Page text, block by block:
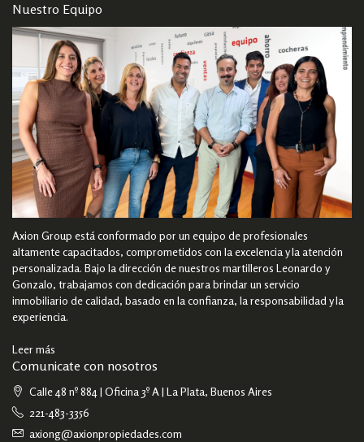
Nuestro Equipo
Axion Group está conformado por un equipo de profesionales
altamente capacitados, comprometidos con la excelencia y la atención
personalizada. Bajo la dirección de nuestros martilleros Leonardo y
Gonzalo, trabajamos con dedicación para brindar un servicio
inmobiliario de calidad, basado en la confianza, la responsabilidad y la
experiencia.
Leer más
Comunicate con nosotros
Calle 48 nº 884 | Oficina 3º A | La Plata, Buenos Aires
221-483-3356
axiong@axionpropiedades.com